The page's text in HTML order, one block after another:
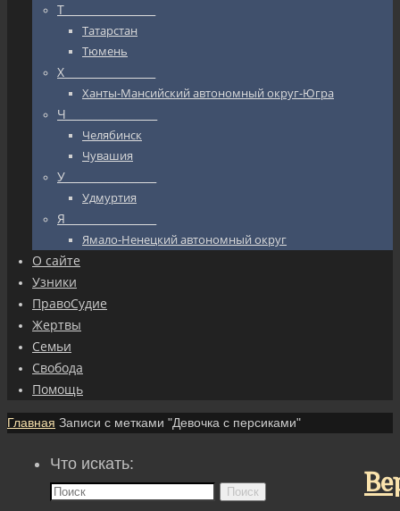
Т_________________
Татарстан
Тюмень
Х_________________
Ханты-Мансийский автономный округ-Югра
Ч_________________
Челябинск
Чувашия
У_________________
Удмуртия
Я_________________
Ямало-Ненецкий автономный округ
О сайте
Узники
ПравоСудие
Жертвы
Семьи
Свобода
Помощь
Главная Записи с метками "Девочка с персиками"
Что искать:
Поиск